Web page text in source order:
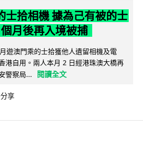
士拾相機 據為己有被的士
月後再入境被捕
遊澳門乘的士拾獲他人遺留相機及電
港自用。兩人本月 2 日經港珠澳大橋再
警察局...
閱讀全文
分享